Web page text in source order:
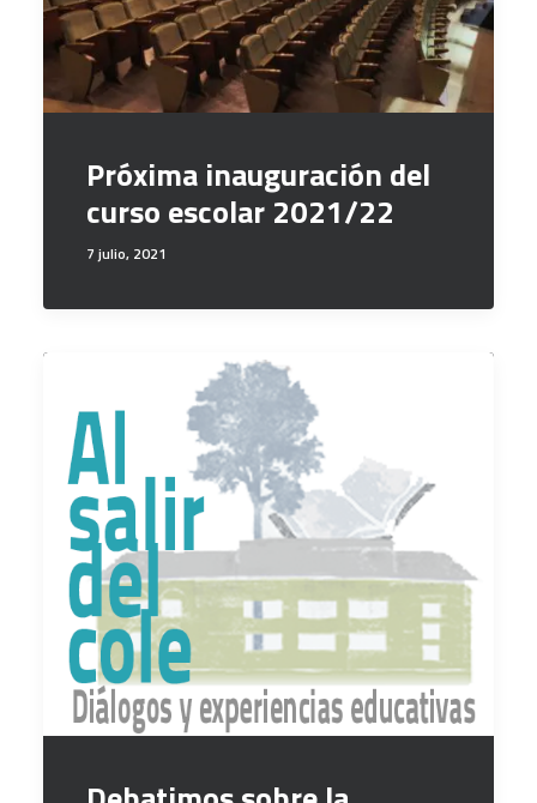
Próxima inauguración del
curso escolar 2021/22
7 julio, 2021